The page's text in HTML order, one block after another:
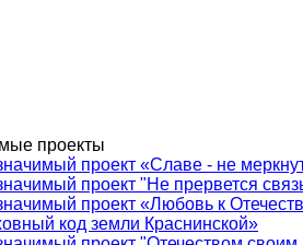
проекты
проект «Славе - не
проект "Не прервется
проект «Любовь к
код земли Краснинской»